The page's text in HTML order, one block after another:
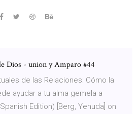
Dios - union y Amparo #44
de las Relaciones: Cómo la
ayudar a tu alma gemela a
Edition) [Berg, Yehuda] on